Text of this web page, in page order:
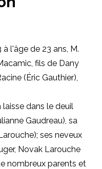
l'âge de 23 ans, M.
fils de Dany
(Éric Gauthier),
dans le deuil
Gaudreau), sa
ses neveux
Novak Larouche
nombreux parents et